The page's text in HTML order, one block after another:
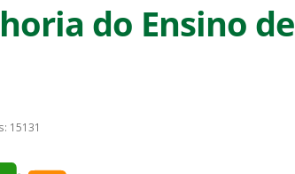
do Ensino de
15131